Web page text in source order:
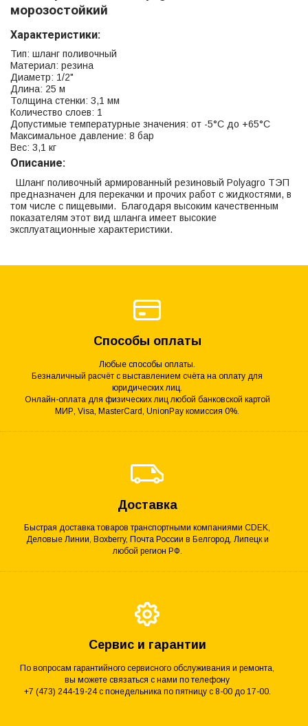
морозостойкий
Характеристики:
Тип: шланг поливочный
Материал: резина
Диаметр: 1/2"
Длина: 25 м
Толщина стенки: 3,1 мм
Количество слоев: 1
Допустимые температурные значения: от -5°С до +65°С
Максимальное давление: 8 бар
Вес: 3,1 кг
Описание:
Шланг поливочный армированный резиновый Polyagro ТЭП
предназначен для перекачки и прочих работ с жидкостями, в
том числе с пищевыми. Благодаря высоким качественным
показателям этот вид шланга имеет высокие
эксплуатационные характеристики.
Способы оплаты
Любые способы оплаты.
Безналичный расчёт с выставлением счёта на оплату для
юридических лиц.
Онлайн-оплата для физических лиц любой банковской картой
МИР, Visa, MasterCard, UnionPay комиссия 0%.
Доставка
Быстрая доставка товаров транспортными компаниями CDEK,
Деловые Линии, Boxberry, Почта России в Белгород, Липецк и
любой регион РФ.
Сервис и гарантии
По вопросам гарантийного сервисного обслуживания и ремонта,
вы можете связаться с нами по телефону
+7 (473) 244-19-24 с понедельника по пятницу с 8-00 до 17-00.